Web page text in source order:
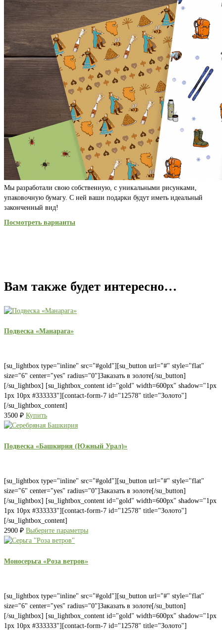
Мы разработали свою собственную, с уникальными рисунками,
упаковочную бумагу. С ней ваши подарки будут иметь идеальный
законченный вид!
Посмотреть варианты
Вам также будет интересно…
Подвеска «Манарага»
[su_lightbox type="inline" src="#gold"][su_button url="#" style="flat"
size="6" center="yes" radius="0"]Заказать в золоте[/su_button]
[/su_lightbox] [su_lightbox_content id="gold" width=600px" shadow="1px
1px 10px #333333"][contact-form-7 id="12578" title="Золото"]
[/su_lightbox_content]
3500 ₽ Купить
Подвеска «Башкирия (Южный Урал)»
[su_lightbox type="inline" src="#gold"][su_button url="#" style="flat"
size="6" center="yes" radius="0"]Заказать в золоте[/su_button]
[/su_lightbox] [su_lightbox_content id="gold" width=600px" shadow="1px
1px 10px #333333"][contact-form-7 id="12578" title="Золото"]
[/su_lightbox_content]
2900 ₽ Выберите параметры
Моносерьга «Роза ветров»
[su_lightbox type="inline" src="#gold"][su_button url="#" style="flat"
size="6" center="yes" radius="0"]Заказать в золоте[/su_button]
[/su_lightbox] [su_lightbox_content id="gold" width=600px" shadow="1px
1px 10px #333333"][contact-form-7 id="12578" title="Золото"]